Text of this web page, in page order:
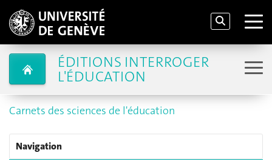
ÉDITIONS INTERROGER
L'ÉDUCATION
Carnets des sciences de l'éducation
Navigation